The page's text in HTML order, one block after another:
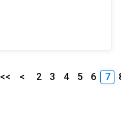
<< < 2 3 4 5 6 7